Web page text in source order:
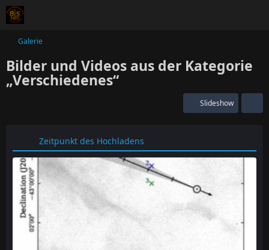
Galerie
Bilder und Videos aus der Kategorie
„Verschiedenes“
Slideshow
Zeitpunkt des Hochladens